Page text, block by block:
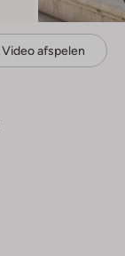
Video afspelen